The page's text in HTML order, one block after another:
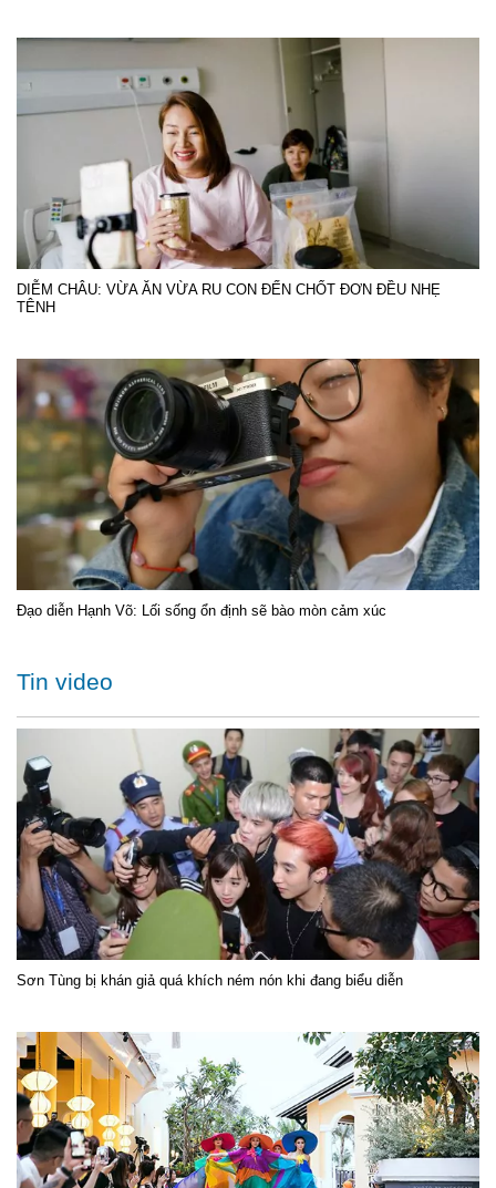
DIỄM CHÂU: VỪA ĂN VỪA RU CON ĐẾN CHỐT ĐƠN ĐỀU NHẸ
TÊNH
Đạo diễn Hạnh Võ: Lối sống ổn định sẽ bào mòn cảm xúc
Tin video
Sơn Tùng bị khán giả quá khích ném nón khi đang biểu diễn